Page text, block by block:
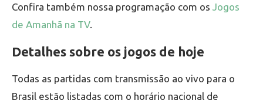
Confira também nossa programação com os Jogos
de Amanhã na TV.
Detalhes sobre os jogos de hoje
Todas as partidas com transmissão ao vivo para o
Brasil estão listadas com o horário nacional de